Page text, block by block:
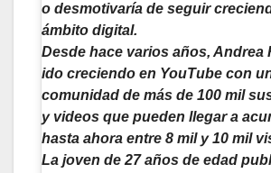
o desmotivaría de seguir
ámbito digital.
Desde hace varios años, Andrea
ido creciendo en YouTube con
comunidad de más de 100 mil
y videos que pueden llegar a
hasta ahora entre 8 mil y 10 mil
La joven de 27 años de edad